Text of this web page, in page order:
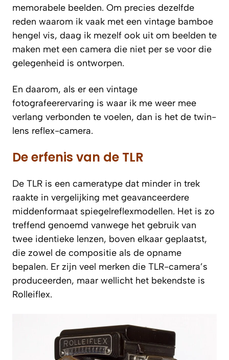
memorabele beelden. Om precies dezelfde
reden waarom ik vaak met een vintage bamboe
hengel vis, daag ik mezelf ook uit om beelden te
maken met een camera die niet per se voor die
gelegenheid is ontworpen.
En daarom, als er een vintage
fotografeerervaring is waar ik me weer mee
verlang verbonden te voelen, dan is het de twin-
lens reflex-camera.
De erfenis van de TLR
De TLR is een cameratype dat minder in trek
raakte in vergelijking met geavanceerdere
middenformaat spiegelreflexmodellen. Het is zo
treffend genoemd vanwege het gebruik van
twee identieke lenzen, boven elkaar geplaatst,
die zowel de compositie als de opname
bepalen. Er zijn veel merken die TLR-camera’s
produceerden, maar wellicht het bekendste is
Rolleiflex.